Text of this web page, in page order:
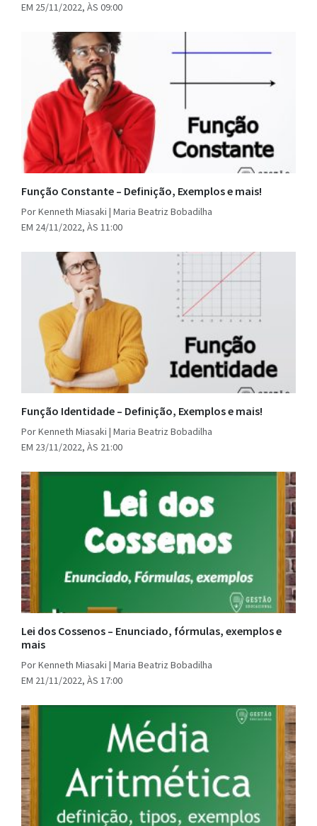
EM 25/11/2022, ÀS 09:00
Função Constante – Definição, Exemplos e mais!
Por Kenneth Miasaki | Maria Beatriz Bobadilha
EM 24/11/2022, ÀS 11:00
Função Identidade – Definição, Exemplos e mais!
Por Kenneth Miasaki | Maria Beatriz Bobadilha
EM 23/11/2022, ÀS 21:00
Lei dos Cossenos – Enunciado, fórmulas, exemplos e
mais
Por Kenneth Miasaki | Maria Beatriz Bobadilha
EM 21/11/2022, ÀS 17:00